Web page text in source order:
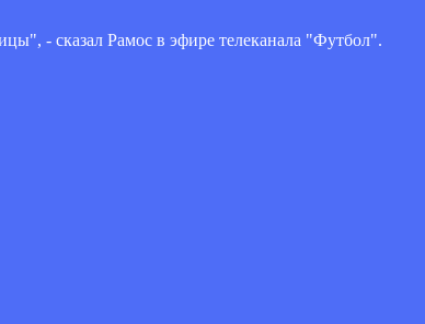
- сказал Рамос в эфире телеканала "Футбол".